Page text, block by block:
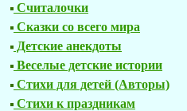
Считалочки
Сказки со всего мира
Детские анекдоты
Веселые детские истории
Стихи для детей (Авторы)
Стихи к праздникам